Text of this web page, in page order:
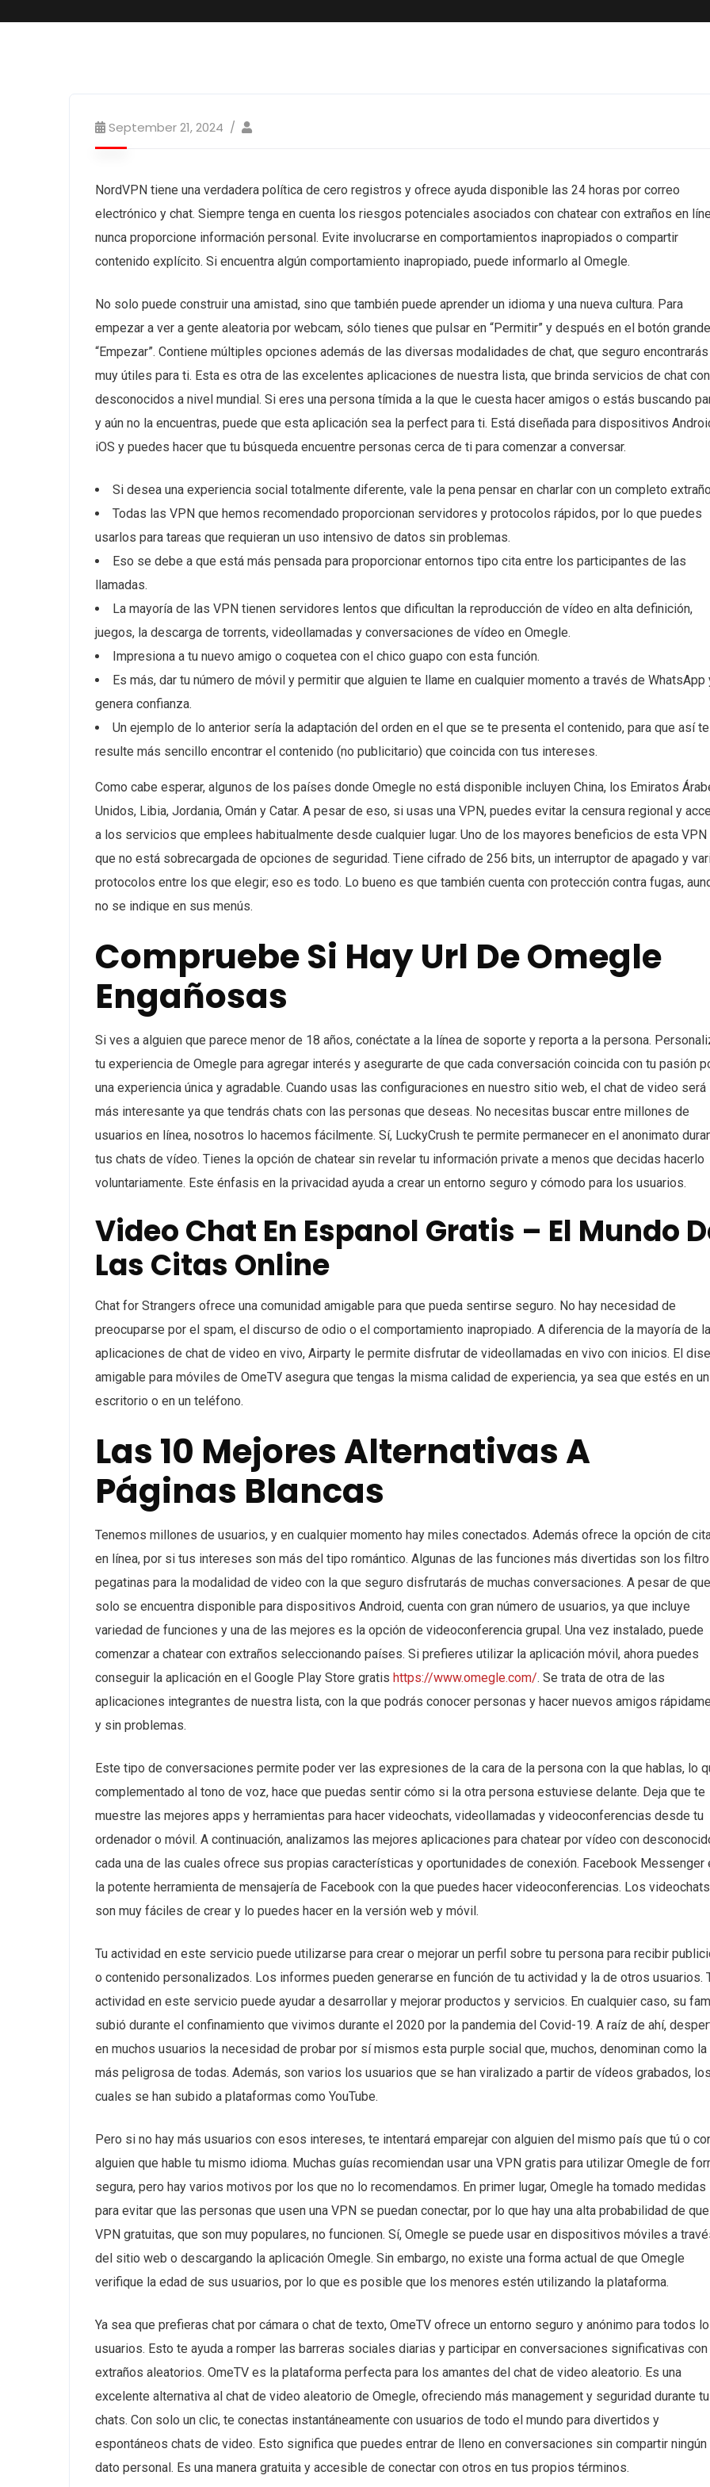
September 21, 2024
NordVPN tiene una verdadera política de cero registros y ofrece ayuda disponible las 24 horas por correo
electrónico y chat. Siempre tenga en cuenta los riesgos potenciales asociados con chatear con extraños en
nunca proporcione información personal. Evite involucrarse en comportamientos inapropiados o compartir
contenido explícito. Si encuentra algún comportamiento inapropiado, puede informarlo al Omegle.
No solo puede construir una amistad, sino que también puede aprender un idioma y una nueva cultura. Para
empezar a ver a gente aleatoria por webcam, sólo tienes que pulsar en “Permitir” y después en el botón grande
“Empezar”. Contiene múltiples opciones además de las diversas modalidades de chat, que seguro encontrarás
muy útiles para ti. Esta es otra de las excelentes aplicaciones de nuestra lista, que brinda servicios de chat con
desconocidos a nivel mundial. Si eres una persona tímida a la que le cuesta hacer amigos o estás buscando
y aún no la encuentras, puede que esta aplicación sea la perfect para ti. Está diseñada para dispositivos
iOS y puedes hacer que tu búsqueda encuentre personas cerca de ti para comenzar a conversar.
Si desea una experiencia social totalmente diferente, vale la pena pensar en charlar con un completo
Todas las VPN que hemos recomendado proporcionan servidores y protocolos rápidos, por lo que puedes
usarlos para tareas que requieran un uso intensivo de datos sin problemas.
Eso se debe a que está más pensada para proporcionar entornos tipo cita entre los participantes de las
llamadas.
La mayoría de las VPN tienen servidores lentos que dificultan la reproducción de vídeo en alta definición,
juegos, la descarga de torrents, videollamadas y conversaciones de vídeo en Omegle.
Impresiona a tu nuevo amigo o coquetea con el chico guapo con esta función.
Es más, dar tu número de móvil y permitir que alguien te llame en cualquier momento a través de WhatsApp
genera confianza.
Un ejemplo de lo anterior sería la adaptación del orden en el que se te presenta el contenido, para que así te
resulte más sencillo encontrar el contenido (no publicitario) que coincida con tus intereses.
Como cabe esperar, algunos de los países donde Omegle no está disponible incluyen China, los Emiratos
Unidos, Libia, Jordania, Omán y Catar. A pesar de eso, si usas una VPN, puedes evitar la censura regional y
a los servicios que emplees habitualmente desde cualquier lugar. Uno de los mayores beneficios de esta VPN
que no está sobrecargada de opciones de seguridad. Tiene cifrado de 256 bits, un interruptor de apagado y
protocolos entre los que elegir; eso es todo. Lo bueno es que también cuenta con protección contra fugas,
no se indique en sus menús.
Compruebe Si Hay Url De Omegle
Engañosas
Si ves a alguien que parece menor de 18 años, conéctate a la línea de soporte y reporta a la persona.
tu experiencia de Omegle para agregar interés y asegurarte de que cada conversación coincida con tu pasión
una experiencia única y agradable. Cuando usas las configuraciones en nuestro sitio web, el chat de video será
más interesante ya que tendrás chats con las personas que deseas. No necesitas buscar entre millones de
usuarios en línea, nosotros lo hacemos fácilmente. Sí, LuckyCrush te permite permanecer en el anonimato
tus chats de vídeo. Tienes la opción de chatear sin revelar tu información private a menos que decidas hacerlo
voluntariamente. Este énfasis en la privacidad ayuda a crear un entorno seguro y cómodo para los usuarios.
Video Chat En Espanol Gratis – El Mundo
Las Citas Online
Chat for Strangers ofrece una comunidad amigable para que pueda sentirse seguro. No hay necesidad de
preocuparse por el spam, el discurso de odio o el comportamiento inapropiado. A diferencia de la mayoría de
aplicaciones de chat de video en vivo, Airparty le permite disfrutar de videollamadas en vivo con inicios. El
amigable para móviles de OmeTV asegura que tengas la misma calidad de experiencia, ya sea que estés en un
escritorio o en un teléfono.
Las 10 Mejores Alternativas A
Páginas Blancas
Tenemos millones de usuarios, y en cualquier momento hay miles conectados. Además ofrece la opción de
en línea, por si tus intereses son más del tipo romántico. Algunas de las funciones más divertidas son los
pegatinas para la modalidad de video con la que seguro disfrutarás de muchas conversaciones. A pesar de que
solo se encuentra disponible para dispositivos Android, cuenta con gran número de usuarios, ya que incluye
variedad de funciones y una de las mejores es la opción de videoconferencia grupal. Una vez instalado, puede
comenzar a chatear con extraños seleccionando países. Si prefieres utilizar la aplicación móvil, ahora puedes
conseguir la aplicación en el Google Play Store gratis https://www.omegle.com/. Se trata de otra de las
aplicaciones integrantes de nuestra lista, con la que podrás conocer personas y hacer nuevos amigos
y sin problemas.
Este tipo de conversaciones permite poder ver las expresiones de la cara de la persona con la que hablas, lo
complementado al tono de voz, hace que puedas sentir cómo si la otra persona estuviese delante. Deja que te
muestre las mejores apps y herramientas para hacer videochats, videollamadas y videoconferencias desde tu
ordenador o móvil. A continuación, analizamos las mejores aplicaciones para chatear por vídeo con
cada una de las cuales ofrece sus propias características y oportunidades de conexión. Facebook Messenger
la potente herramienta de mensajería de Facebook con la que puedes hacer videoconferencias. Los videochats
son muy fáciles de crear y lo puedes hacer en la versión web y móvil.
Tu actividad en este servicio puede utilizarse para crear o mejorar un perfil sobre tu persona para recibir
o contenido personalizados. Los informes pueden generarse en función de tu actividad y la de otros usuarios.
actividad en este servicio puede ayudar a desarrollar y mejorar productos y servicios. En cualquier caso, su
subió durante el confinamiento que vivimos durante el 2020 por la pandemia del Covid-19. A raíz de ahí,
en muchos usuarios la necesidad de probar por sí mismos esta purple social que, muchos, denominan como la
más peligrosa de todas. Además, son varios los usuarios que se han viralizado a partir de vídeos grabados, los
cuales se han subido a plataformas como YouTube.
Pero si no hay más usuarios con esos intereses, te intentará emparejar con alguien del mismo país que tú o
alguien que hable tu mismo idioma. Muchas guías recomiendan usar una VPN gratis para utilizar Omegle de
segura, pero hay varios motivos por los que no lo recomendamos. En primer lugar, Omegle ha tomado medidas
para evitar que las personas que usen una VPN se puedan conectar, por lo que hay una alta probabilidad de
VPN gratuitas, que son muy populares, no funcionen. Sí, Omegle se puede usar en dispositivos móviles a
del sitio web o descargando la aplicación Omegle. Sin embargo, no existe una forma actual de que Omegle
verifique la edad de sus usuarios, por lo que es posible que los menores estén utilizando la plataforma.
Ya sea que prefieras chat por cámara o chat de texto, OmeTV ofrece un entorno seguro y anónimo para todos
usuarios. Esto te ayuda a romper las barreras sociales diarias y participar en conversaciones significativas con
extraños aleatorios. OmeTV es la plataforma perfecta para los amantes del chat de video aleatorio. Es una
excelente alternativa al chat de video aleatorio de Omegle, ofreciendo más management y seguridad durante
chats. Con solo un clic, te conectas instantáneamente con usuarios de todo el mundo para divertidos y
espontáneos chats de video. Esto significa que puedes entrar de lleno en conversaciones sin compartir ningún
dato personal. Es una manera gratuita y accesible de conectar con otros en tus propios términos.